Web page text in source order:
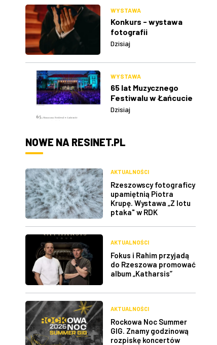
WYSTAWA
Konkurs - wystawa
fotografii
Dzisiaj
WYSTAWA
65 lat Muzycznego
Festiwalu w Łańcucie
Dzisiaj
NOWE NA RESINET.PL
AKTUALNOŚCI
Rzeszowscy fotograficy
upamiętnią Piotra
Krupę. Wystawa „Z lotu
ptaka" w RDK
AKTUALNOŚCI
Fokus i Rahim przyjadą
do Rzeszowa promować
album „Katharsis”
AKTUALNOŚCI
Rockowa Noc Summer
GIG. Znamy godzinową
rozpiskę koncertów